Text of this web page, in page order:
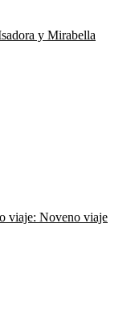
y Mirabella
viaje: Noveno viaje